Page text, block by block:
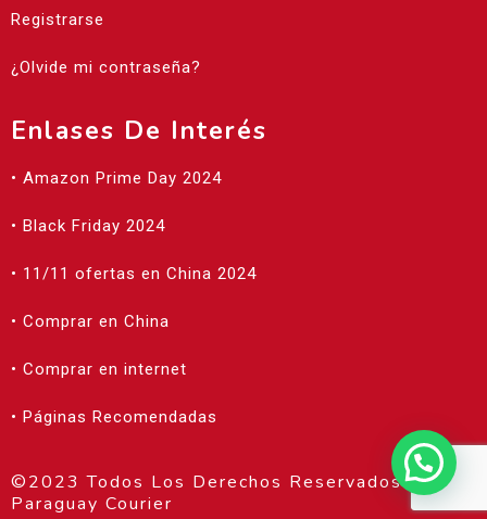
Registrarse
¿Olvide mi contraseña?
Enlases De Interés
• Amazon Prime Day 2024
• Black Friday 2024
• 11/11 ofertas en China 2024
• Comprar en China
• Comprar en internet
• Páginas Recomendadas
©2023 Todos Los Derechos Reservados |
Paraguay Courier